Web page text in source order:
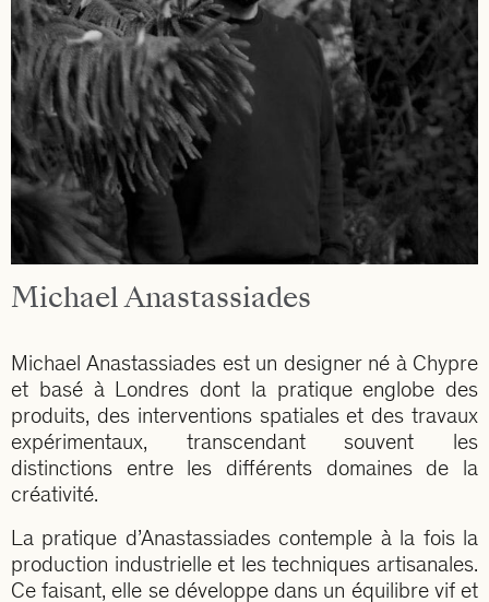
Michael Anastassiades
Michael Anastassiades est un designer né à Chypre
et basé à Londres dont la pratique englobe des
produits, des interventions spatiales et des travaux
expérimentaux, transcendant souvent les
distinctions entre les différents domaines de la
créativité.
La pratique d’Anastassiades contemple à la fois la
production industrielle et les techniques artisanales.
Ce faisant, elle se développe dans un équilibre vif et